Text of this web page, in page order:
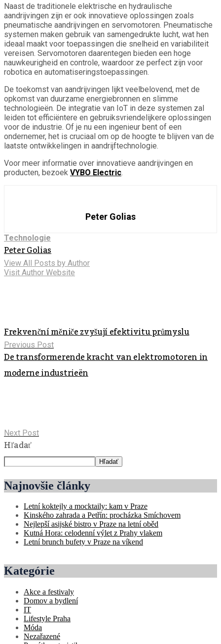
Naast de traditionele elektrische en hydraulische
aandrijvingen zijn er ook innovatieve oplossingen zoals
pneumatische aandrijvingen en servomotoren. Pneumatische
systemen maken gebruik van samengedrukte lucht, wat hen
ideaal maakt voor toepassingen die snelheid en variabiliteit
vereisen. Servomotoren daarentegen bieden een hoge
nauwkeurigheid en controle, waardoor ze perfect zijn voor
robotica en automatiseringstoepassingen.
De toekomst van aandrijvingen lijkt veelbelovend, met de
opkomst van duurzame energiebronnen en slimme
technologieën. De integratie van IoT in deze systemen zal
leiden tot efficiëntere en gebruiksvriendelijkere oplossingen
voor de industrie. Of je nu een ingenieur bent of een
ondernemer, het is cruciaal om op de hoogte te blijven van de
laatste ontwikkelingen in aandrijftechnologie.
Voor meer informatie over innovatieve aandrijvingen en
producten, bezoek VYBO Electric.
Peter Golias
Technologie
Peter Golias
View All Posts by Author
Visit Author Website
Frekvenční měniče zvyšují efektivitu průmyslu
Previous Post
De transformerende kracht van elektromotoren in
moderne industrieën
Next Post
Hľadať
Hľadať
Najnovšie články
Letní koktejly a mocktaily: kam v Praze
Kinského zahrada a Petřín: procházka Smíchovem
Nejlepší asijské bistro v Praze na letní oběd
Kutná Hora: celodenní výlet z Prahy vlakem
Letní brunch bufety v Praze na víkend
Kategórie
Akce a festivaly
Domov a bydlení
IT
Lifestyle Praha
Móda
Nezařazené